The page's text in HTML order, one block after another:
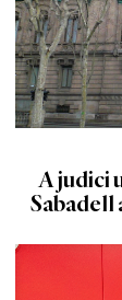
A judici
Sabadell